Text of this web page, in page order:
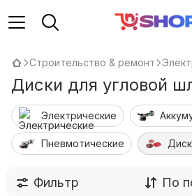
Строительство & ремонт
Диски для угловой
Электрические
Пневмотические
Фильтр По